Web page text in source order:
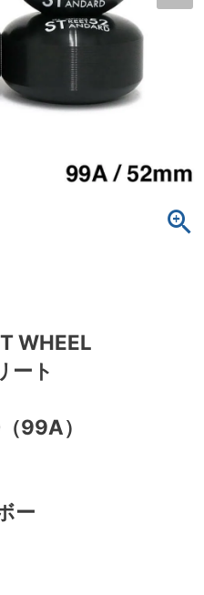
WHEEL
ート
99A）
ー
フ）
ンフォーミュ
すすめ）